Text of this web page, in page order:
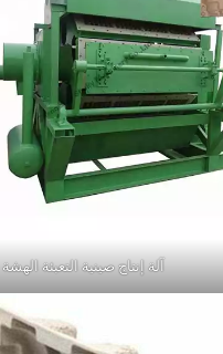
آلة إنتاج صينية التعبئة الهشة